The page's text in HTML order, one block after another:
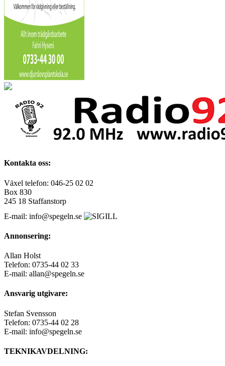
Kontakta oss:
Växel telefon: 046-25 02 02
Box 830
245 18 Staffanstorp
E-mail: info@spegeln.se
Annonsering:
Allan Holst
Telefon: 0735-44 02 33
E-mail: allan@spegeln.se
Ansvarig utgivare:
Stefan Svensson
Telefon: 0735-44 02 28
E-mail: info@spegeln.se
TEKNIKAVDELNING: